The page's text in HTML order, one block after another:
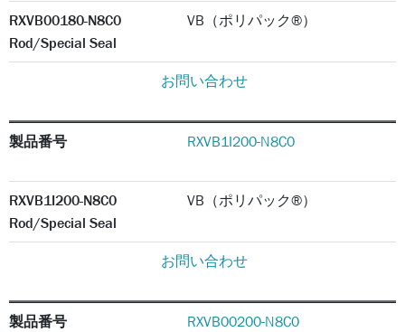
RXVB00180-N8C0
Rod/Special Seal
VB（ポリパック®）
お問い合わせ
製品番号 RXVB1I200-N8C0
RXVB1I200-N8C0
Rod/Special Seal
VB（ポリパック®）
お問い合わせ
製品番号 RXVB00200-N8C0